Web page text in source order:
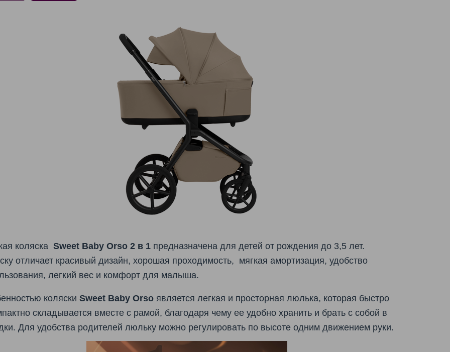
коляска Sweet Baby Orso 2 в 1 предназначена для детей от рождения до 3,5 лет.
отличает красивый дизайн, хорошая проходимость, мягкая амортизация, удобство
легкий вес и комфорт для малыша.
коляски Sweet Baby Orso является легкая и просторная люлька, которая быстро
складывается вместе с рамой, благодаря чему ее удобно хранить и брать с собой в
Для удобства родителей люльку можно регулировать по высоте одним движением руки.